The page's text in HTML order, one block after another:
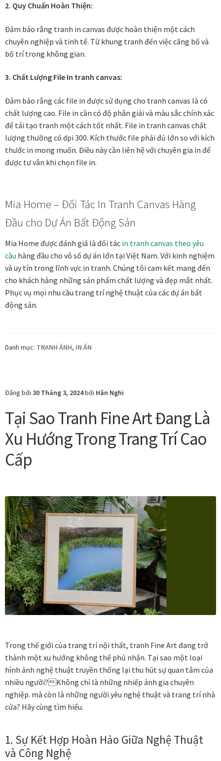
2. Quy Chuẩn Hoàn Thiện:
Đảm bảo rằng tranh in canvas được hoàn thiện một cách
chuyên nghiệp và tinh tế. Từ khung tranh đến việc căng bố và
bố trí trong không gian.
3. Chất Lượng File In tranh canvas:
Đảm bảo rằng các file in được sử dụng cho tranh canvas là có
chất lượng cao. File in cần có độ phân giải và màu sắc chính xác
để tái tạo tranh một cách tốt nhất. File in tranh canvas chất
lượng thường có dpi 300. Kích thước file phải đủ lớn so với kích
thước in mong muốn. Điều này cần liên hệ với chuyên gia in để
được tư vân khi chọn file in.
Mia Home – Đối Tác In Tranh Canvas Hàng
Đầu cho Dự Án Bất Động Sản
Mia Home được đánh giá là đối tác in tranh canvas theo yêu
cầu hàng đầu cho vô số dự án lớn tại Việt Nam. Với kinh nghiệm
và uy tín trong lĩnh vực in tranh. Chúng tôi cam kết mang đến
cho khách hàng những sản phẩm chất lượng và đẹp mắt nhất.
Phục vụ mọi nhu cầu trang trí nghệ thuật của các dự án bất
động sản.
Danh mục: TRANH ẢNH, IN ẤN
Đăng bởi 30 Tháng 3, 2024bởi Hân Nghi
Tại Sao Tranh Fine Art Đang Là
Xu Hướng Trong Trang Trí Cao
Cấp
Trong thế giới của trang trí nội thất, tranh Fine Art đang trở
thành một xu hướng không thể phủ nhận. Tại sao một loại
hình ảnh nghệ thuật truyền thống lại thu hút sự quan tâm của
nhiều người?Không chỉ là những nhiếp ảnh gia chuyên
nghiệp. mà còn là những người yêu nghệ thuật và trang trí nhà
cửa? Hãy cùng tìm hiểu.
1. Sự Kết Hợp Hoàn Hảo Giữa Nghệ Thuật
và Công Nghệ